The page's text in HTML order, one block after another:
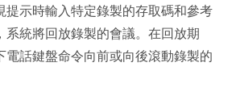
提示時輸入特定錄製的存取碼和參考
系統將回放錄製的會議。在回放期
電話鍵盤命令向前或向後滾動錄製的